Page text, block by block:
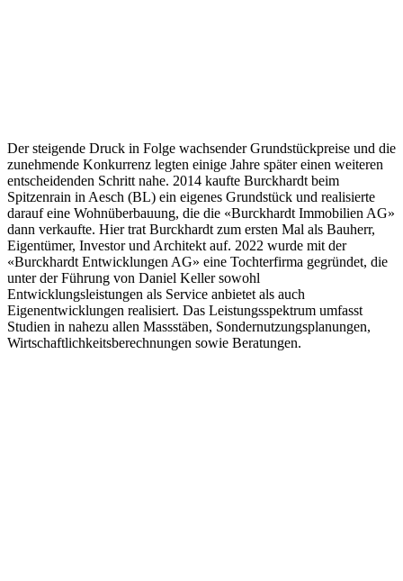
Der steigende Druck in Folge wachsender Grundstückpreise und die
zunehmende Konkurrenz legten einige Jahre später einen weiteren
entscheidenden Schritt nahe. 2014 kaufte Burckhardt beim
Spitzenrain in Aesch (BL) ein eigenes Grundstück und realisierte
darauf eine Wohnüberbauung, die die «Burckhardt Immobilien AG»
dann verkaufte. Hier trat Burckhardt zum ersten Mal als Bauherr,
Eigentümer, Investor und Architekt auf. 2022 wurde mit der
«Burckhardt Entwicklungen AG» eine Tochterfirma gegründet, die
unter der Führung von Daniel Keller sowohl
Entwicklungsleistungen als Service anbietet als auch
Eigenentwicklungen realisiert. Das Leistungsspektrum umfasst
Studien in nahezu allen Massstäben, Sondernutzungsplanungen,
Wirtschaftlichkeitsberechnungen sowie Beratungen.